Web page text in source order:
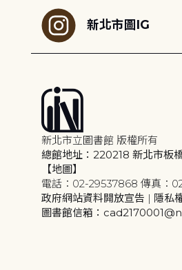
新北市圖IG
新北市立圖書館 版權所有
總館地址：220218 新北市板
【地圖】
電話：02-29537868 傳真：
政府網站資料開放宣告 | 隱私
圖書館信箱：